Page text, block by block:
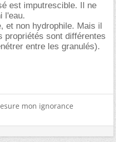
est imputrescible. Il ne
l'eau.
et non hydrophile. Mais il
propriétés sont différentes
entre les granulés).
mon ignorance